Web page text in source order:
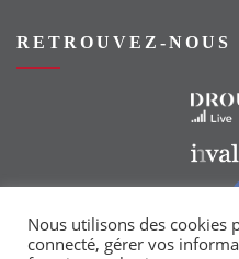
RETROUVEZ-NOUS
Vers notre groupe Facebook
Nous utilisons des cookies
connecté, gérer vos